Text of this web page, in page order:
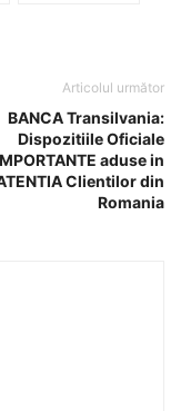
Articolul următor
BANCA Transilvania:
Dispozitiile Oficiale
aduse in
Clientilor din
Romania